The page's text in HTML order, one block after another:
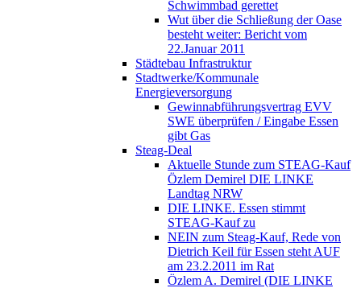
Schwimmbad gerettet
Wut über die Schließung der Oase
besteht weiter: Bericht vom
22.Januar 2011
Städtebau Infrastruktur
Stadtwerke/Kommunale
Energieversorgung
Gewinnabführungsvertrag EVV
SWE überprüfen / Eingabe Essen
gibt Gas
Steag-Deal
Aktuelle Stunde zum STEAG-Kauf
Özlem Demirel DIE LINKE
Landtag NRW
DIE LINKE. Essen stimmt
STEAG-Kauf zu
NEIN zum Steag-Kauf, Rede von
Dietrich Keil für Essen steht AUF
am 23.2.2011 im Rat
Özlem A. Demirel (DIE LINKE